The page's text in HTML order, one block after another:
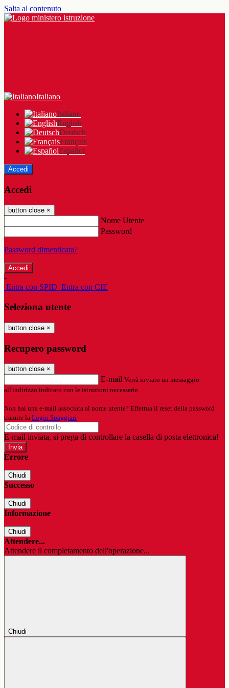
Salta al contenuto
Italiano
Italiano
English
Deutsch
Français
Español
Accedi
Accedi
button close ×
Nome Utente
Password
Password dimenticata?
-
Entra con SPID Entra con CIE
Seleziona utente
button close ×
Recupero password
button close ×
E-mail Verrà inviato un messaggio
all'indirizzo indicato con le istruzioni necessarie.
Non hai una e-mail associata al nome utente? Effettua il reset della password
tramite la Login Spaggiari
E-mail inviata, si prega di controllare la casella di posta elettronica!
Errore
Chiudi
Successo
Chiudi
Informazione
Chiudi
Attendere...
Attendere il completamento dell'operazione...
Chiudi